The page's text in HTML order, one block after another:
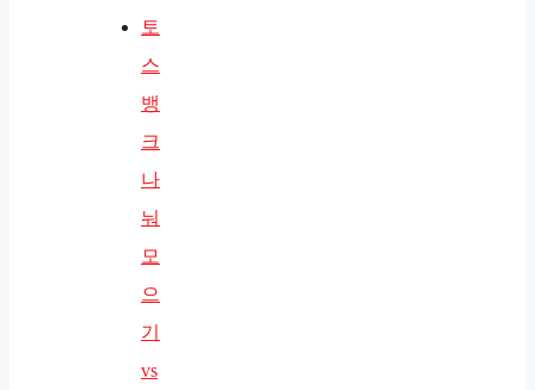
토
스
뱅
크
나
눠
모
으
기
vs